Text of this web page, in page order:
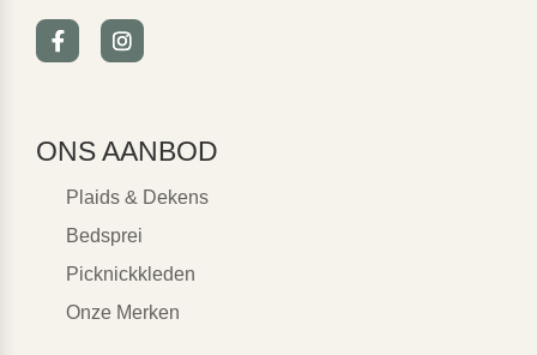
ONS AANBOD
Plaids & Dekens
Bedsprei
Picknickkleden
Onze Merken